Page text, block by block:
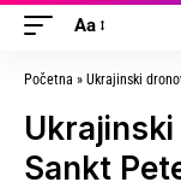
Aa
Početna » Ukrajinski dronovi
Sankt